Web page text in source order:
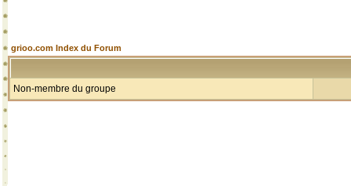
grioo.com Index du Forum
Non-membre du groupe